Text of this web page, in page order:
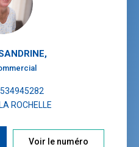
,
534945282
ROCHELLE
Voir le numéro